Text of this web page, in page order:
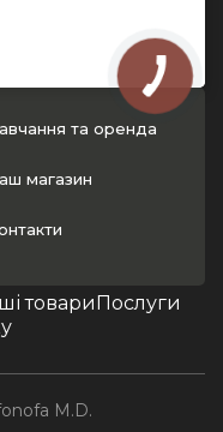
та оренда
магазин
товариПослуги
M.D.